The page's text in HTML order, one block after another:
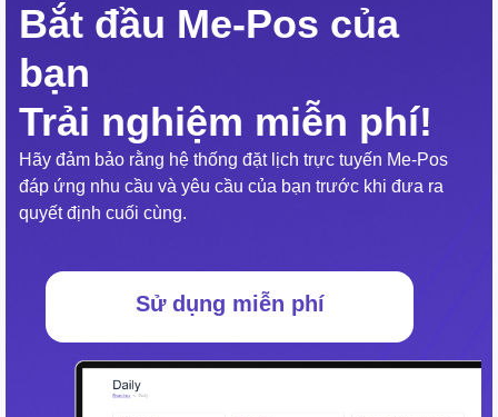
Bắt đầu Me-Pos của
bạn
Trải nghiệm miễn phí!
Hãy đảm bảo rằng hệ thống đặt lịch trực tuyến Me-Pos
đáp ứng nhu cầu và yêu cầu của bạn trước khi đưa ra
quyết định cuối cùng.
Sử dụng miễn phí